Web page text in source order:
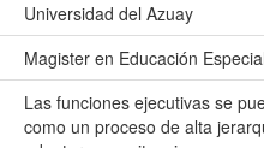
Universidad del Azuay
Magister en Educación
Las funciones ejecutivas se
como un proceso de alta